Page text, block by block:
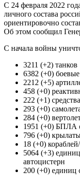
С 24 февраля 2022
личного состава
ориентировочно
Об этом сообщил
С начала войны
3211 (+2) танков
6382 (+0)
2212 (+5)
458 (+0)
222 (+1)
293 (+0)
284 (+0)
1951 (+0) БПЛА
796 (+0)
18 (+0)
5064 (+3)
автоцистерн
200 (+0) единиц